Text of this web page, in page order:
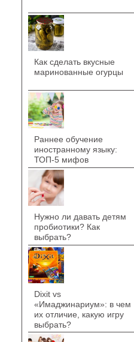
Как сделать вкусные
маринованные огурцы
Раннее обучение
иностранному языку:
ТОП-5 мифов
Нужно ли давать детям
пробиотики? Как
выбрать?
Dixit vs
«Имаджинариум»: в чем
их отличие, какую игру
выбрать?